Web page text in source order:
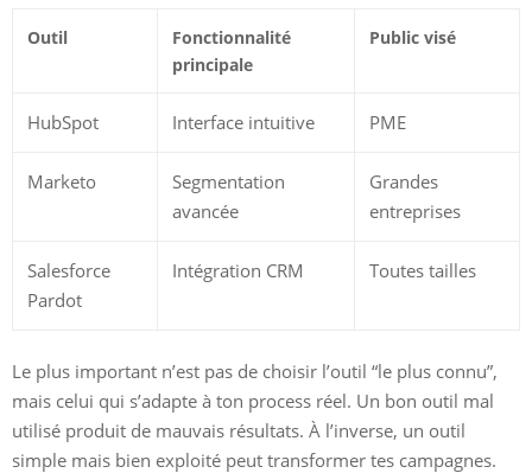
Outil
Fonctionnalité
principale
Public visé
HubSpot Interface intuitive PME
Marketo
Segmentation
avancée
Grandes
entreprises
Salesforce
Pardot
Intégration CRM Toutes tailles
Le plus important n’est pas de choisir l’outil “le plus connu”,
mais celui qui s’adapte à ton process réel. Un bon outil mal
utilisé produit de mauvais résultats. À l’inverse, un outil
simple mais bien exploité peut transformer tes campagnes.